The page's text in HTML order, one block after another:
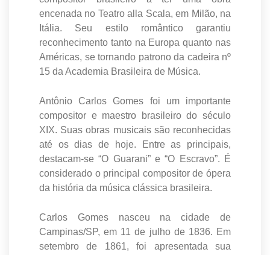
encenada no Teatro alla Scala, em Milão, na
Itália. Seu estilo romântico garantiu
reconhecimento tanto na Europa quanto nas
Américas, se tornando patrono da cadeira nº
15 da Academia Brasileira de Música.
Antônio Carlos Gomes foi um importante
compositor e maestro brasileiro do século
XIX. Suas obras musicais são reconhecidas
até os dias de hoje. Entre as principais,
destacam-se “O Guarani” e “O Escravo”. É
considerado o principal compositor de ópera
da história da música clássica brasileira.
Carlos Gomes nasceu na cidade de
Campinas/SP, em 11 de julho de 1836. Em
setembro de 1861, foi apresentada sua